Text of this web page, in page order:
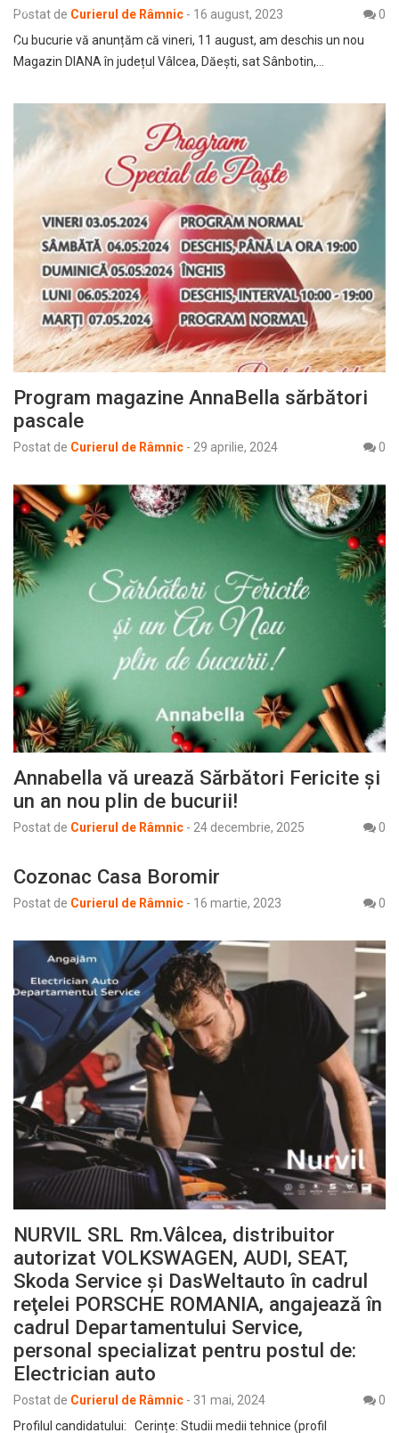
Postat de Curierul de Râmnic - 16 august, 2023
0
Cu bucurie vă anunțăm că vineri, 11 august, am deschis un nou
Magazin DIANA în județul Vâlcea, Dăești, sat Sânbotin,…
Program magazine AnnaBella sărbători
pascale
Postat de Curierul de Râmnic - 29 aprilie, 2024 0
Annabella vă urează Sărbători Fericite și
un an nou plin de bucurii!
Postat de Curierul de Râmnic - 24 decembrie, 2025 0
Cozonac Casa Boromir
Postat de Curierul de Râmnic - 16 martie, 2023 0
NURVIL SRL Rm.Vâlcea, distribuitor
autorizat VOLKSWAGEN, AUDI, SEAT,
Skoda Service și DasWeltauto în cadrul
reţelei PORSCHE ROMANIA, angajează în
cadrul Departamentului Service,
personal specializat pentru postul de:
Electrician auto
Postat de Curierul de Râmnic - 31 mai, 2024
0
Profilul candidatului: Cerințe: Studii medii tehnice (profil